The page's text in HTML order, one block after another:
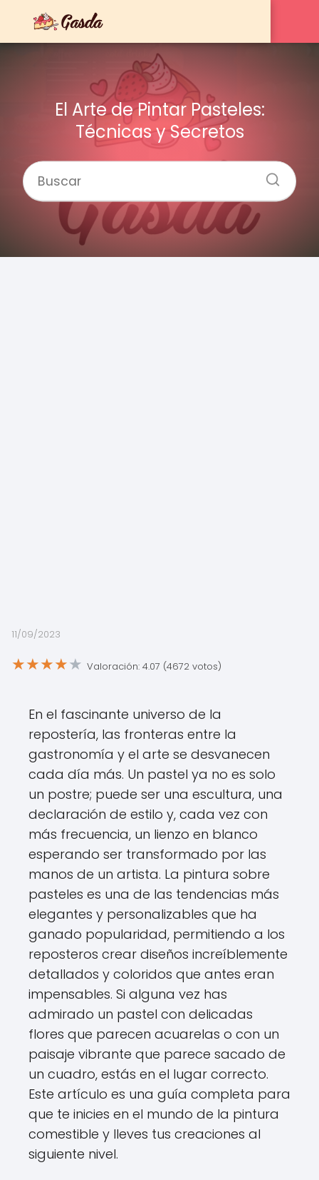
El Arte de Pintar Pasteles:
Técnicas y Secretos
11/09/2023
★★★★★ Valoración: 4.07 (4672 votos)
En el fascinante universo de la
repostería, las fronteras entre la
gastronomía y el arte se desvanecen
cada día más. Un pastel ya no es solo
un postre; puede ser una escultura, una
declaración de estilo y, cada vez con
más frecuencia, un lienzo en blanco
esperando ser transformado por las
manos de un artista. La pintura sobre
pasteles es una de las tendencias más
elegantes y personalizables que ha
ganado popularidad, permitiendo a los
reposteros crear diseños increíblemente
detallados y coloridos que antes eran
impensables. Si alguna vez has
admirado un pastel con delicadas
flores que parecen acuarelas o con un
paisaje vibrante que parece sacado de
un cuadro, estás en el lugar correcto.
Este artículo es una guía completa para
que te inicies en el mundo de la pintura
comestible y lleves tus creaciones al
siguiente nivel.